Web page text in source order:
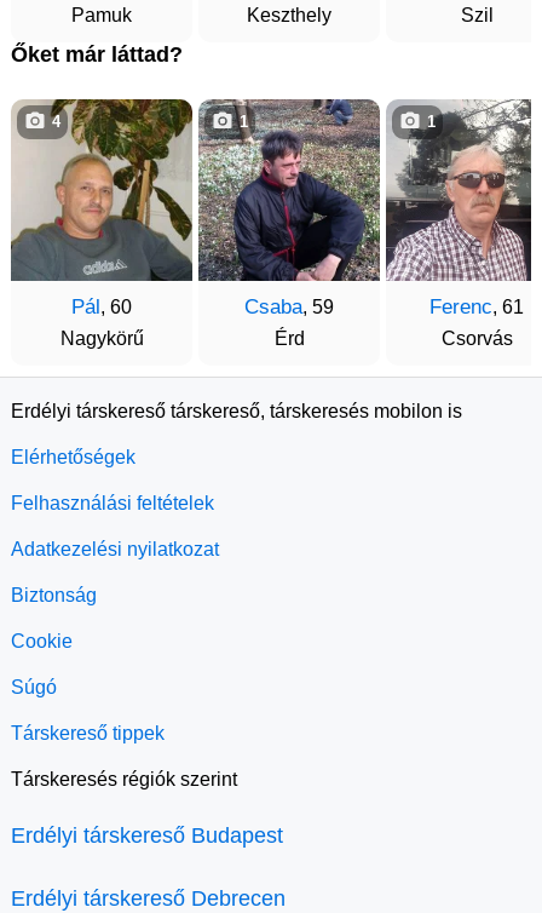
Pamuk
Keszthely
Szil
Őket már láttad?
Pál , 60
Nagykörű
4
Csaba, 59
Érd
1
Ferenc, 61
Csorvás
1
Erdélyi társkereső társkereső, társkeresés mobilon is
Elérhetőségek
Felhasználási feltételek
Adatkezelési nyilatkozat
Biztonság
Cookie
Súgó
Társkereső tippek
Társkeresés régiók szerint
Erdélyi társkereső Budapest
Erdélyi társkereső Debrecen